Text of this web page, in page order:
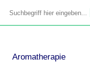
Aromatherapie